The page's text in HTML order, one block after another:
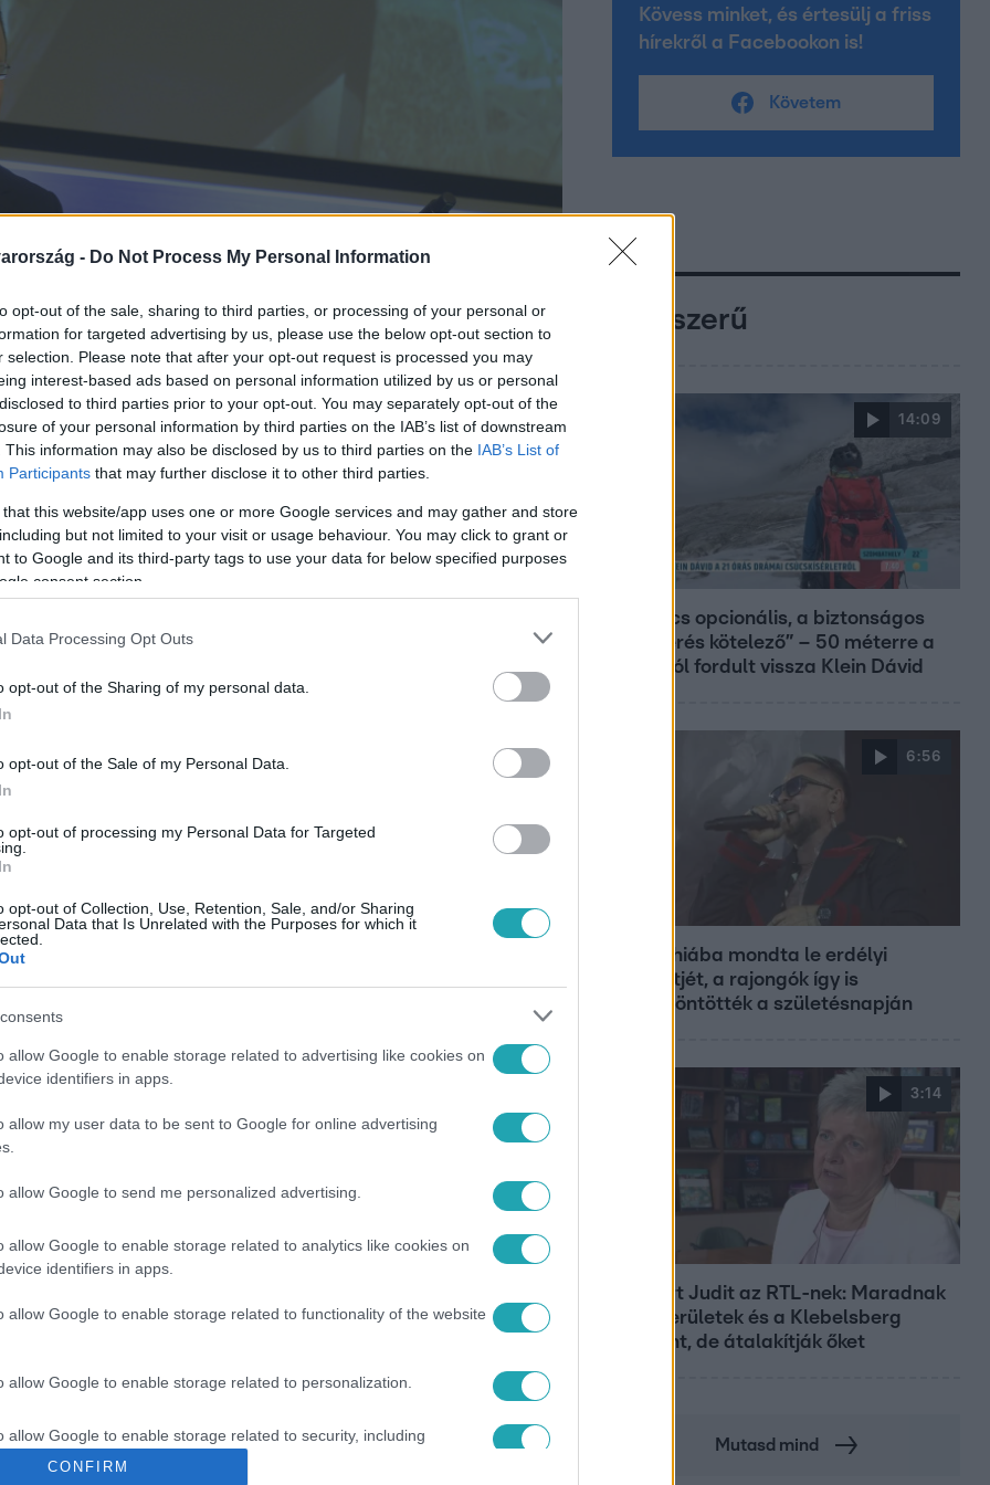
- Do Not Process My Personal Information
opt-out of the sale, sharing to third parties, or processing of your personal or
for targeted advertising by us, please use the below opt-out section to
selection. Please note that after your opt-out request is processed you may
interest-based ads based on personal information utilized by us or personal
to third parties prior to your opt-out. You may separately opt-out of the
of your personal information by third parties on the IAB’s list of downstream
This information may also be disclosed by us to third parties on the IAB’s List of
Participants that may further disclose it to other third parties.
that this website/app uses one or more Google services and may gather and store
but not limited to your visit or usage behaviour. You may click to grant or
to Google and its third-party tags to use your data for below specified purposes
consent section.
Data Processing Opt Outs
opt-out of the Sharing of my personal data.
opt-out of the Sale of my Personal Data.
opt-out of processing my Personal Data for Targeted
opt-out of Collection, Use, Retention, Sale, and/or Sharing
Data that Is Unrelated with the Purposes for which it
allow Google to enable storage related to advertising like cookies on
identifiers in apps.
allow my user data to be sent to Google for online advertising
allow Google to send me personalized advertising.
allow Google to enable storage related to analytics like cookies on
identifiers in apps.
allow Google to enable storage related to functionality of the website
allow Google to enable storage related to personalization.
allow Google to enable storage related to security, including
functionality and fraud prevention, and other user protection.
CONFIRM
horvát kőolajvezeték ügyét.
legyen a Google-találatokban!
Kövess minket, és értesülj a friss
hírekről a Facebookon is!
Követem
Népszerű
14:09
„A csúcs opcionális, a biztonságos
hazatérés kötelező” – 50 méterre a
csúcstól fordult vissza Klein Dávid
6:56
Majka hiába mondta le erdélyi
koncertjét, a rajongók így is
felköszöntötték a születésnapján
3:14
Lannert Judit az RTL-nek: Maradnak
a tankerületek és a Klebelsberg
Központ, de átalakítják őket
Mutasd mind